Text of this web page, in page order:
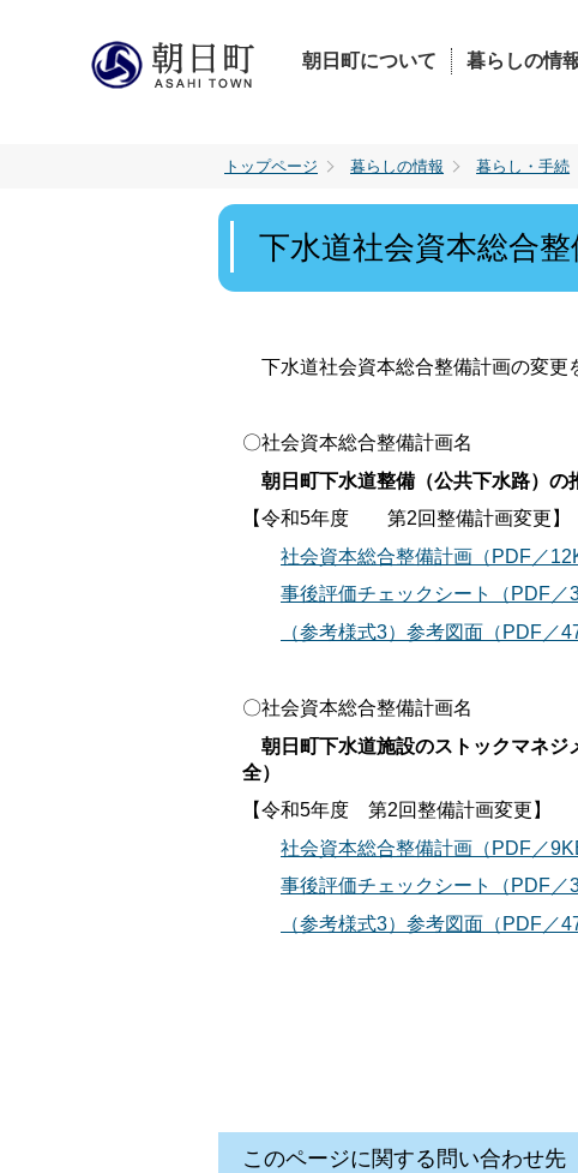
朝日町について 暮らしの情
トップページ 暮らしの情報 暮らし・手続
下水道社会資本総合
下水道社会資本総合整備計画の変更
〇社会資本総合整備計画名
朝日町下水道整備（公共下水路）
【令和5年度 第2回整備計画変更】
社会資本総合整備計画（PDF／
事後評価チェックシート（PDF／
（参考様式3）参考図面（PDF／
〇社会資本総合整備計画名
朝日町下水道施設のストックマネ
全）
【令和5年度 第2回整備計画変更】
社会資本総合整備計画（PDF／
事後評価チェックシート（PDF／
（参考様式3）参考図面（PDF／
このページに関する問い合わせ先